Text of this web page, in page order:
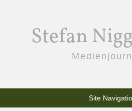
Stefan
Site